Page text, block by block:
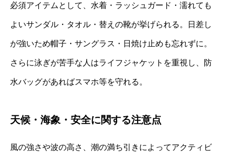
必須アイテムとして、水着・ラッシュガード・濡れても
よいサンダル・タオル・替えの靴が挙げられる。日差し
が強いため帽子・サングラス・日焼け止めも忘れずに。
さらに泳ぎが苦手な人はライフジャケットを重視し、防
水バッグがあればスマホ等を守れる。
天候・海象・安全に関する注意点
風の強さや波の高さ、潮の満ち引きによってアクティビ